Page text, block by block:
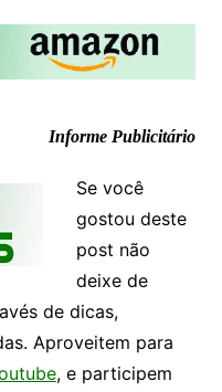
Informe Publicitário
Se você
gostou deste
post não
deixe de
de dicas,
Aproveitem para
, e participem